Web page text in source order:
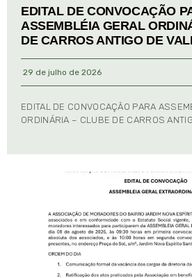
EDITAL DE CONVOCAÇÃO
ASSEMBLÉIA GERAL
DE CARROS ANTIGO DE
29 de julho de 2026
EDITAL DE CONVOCAÇÃO PARA
ORDINÁRIA – CLUBE DE CARROS